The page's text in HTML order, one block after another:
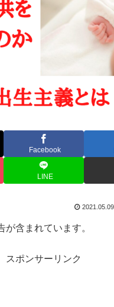
Facebook
LINE
2021.05.09
が含まれています。
スポンサーリンク